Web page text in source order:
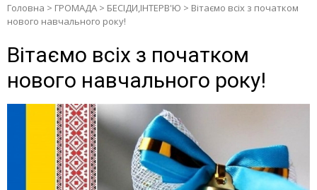
Головна > ГРОМАДА > БЕСIДИ,ІНТЕРВ'Ю > Вітаємо всіх з початком
нового навчального року!
Вітаємо всіх з початком
нового навчального року!